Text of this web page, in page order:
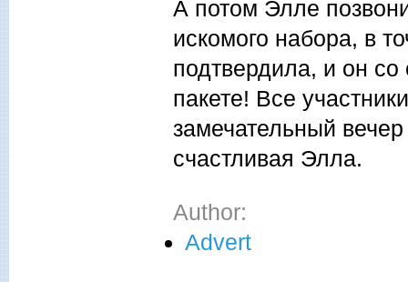
А потом Элле
искомого набора, в
подтвердила, и он
пакете! Все
замечательный
счастливая Элла.
Author:
Advert